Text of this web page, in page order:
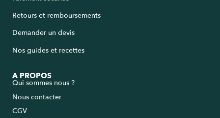
Retours et remboursements
Demander un devis
Nos guides et recettes
A PROPOS
Qui sommes nous ?
Nous contacter
CGV